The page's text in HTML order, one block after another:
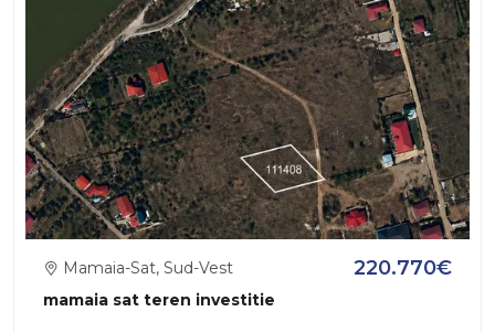
mamaia sat teren investitie
Mamaia-Sat, Sud-Vest 220.770€